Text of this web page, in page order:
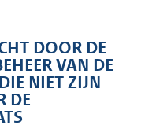
DOOR DE
VAN DE
NIET ZIJN
DE